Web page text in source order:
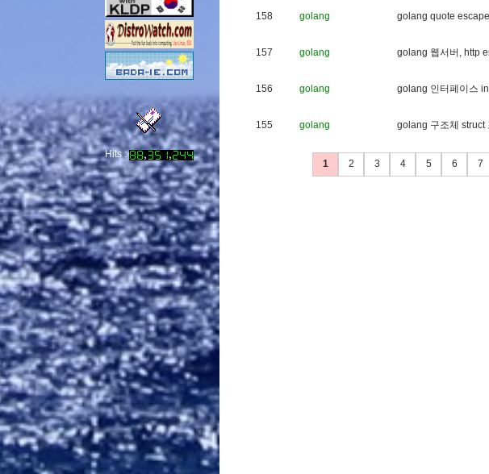
Hits :
158 golang go ang quote escape
157 golang go ang 웹서 버 , http e
156 golang go ang 인터페 이 스 in
155 golang go ang 구조체 struct
1 2 3 4 5 6 7